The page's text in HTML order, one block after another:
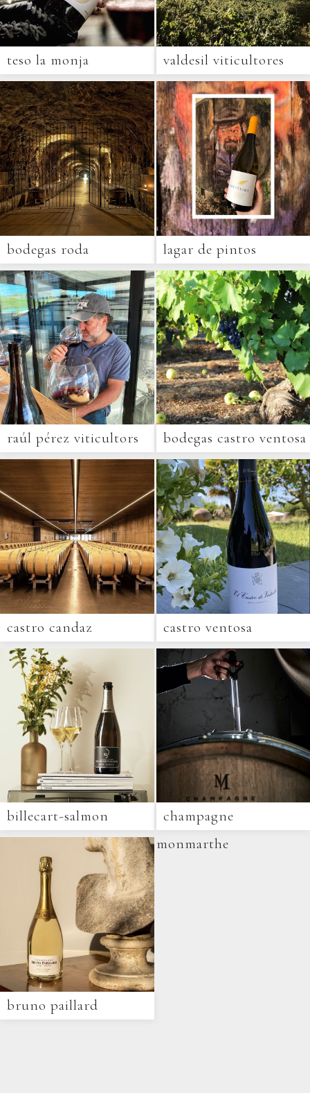
teso la monja valdesil viticultores
bodegas roda lagar de pintos
raúl pérez viticultors bodegas castro ventosa
castro candaz castro ventosa
billecart-salmon
champagne
monmarthe
bruno paillard